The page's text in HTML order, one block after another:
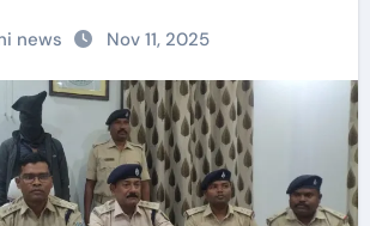
news Nov 11, 2025